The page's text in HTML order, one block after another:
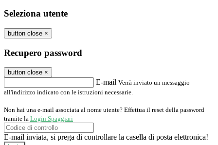
Seleziona utente
button close ×
Recupero password
button close ×
E-mail Verrà inviato un messaggio
all'indirizzo indicato con le istruzioni necessarie.
Non hai una e-mail associata al nome utente? Effettua il reset della password
tramite la Login Spaggiari
E-mail inviata, si prega di controllare la casella di posta elettronica!